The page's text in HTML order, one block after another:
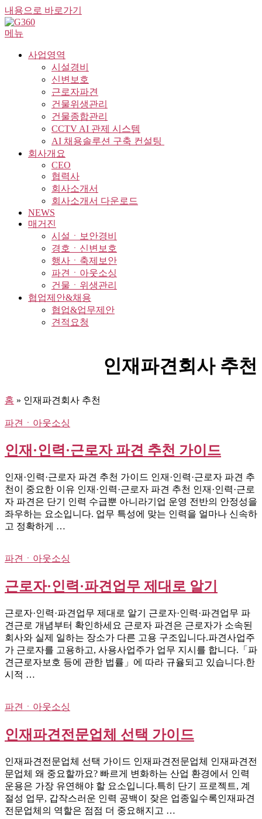
내용으로 바로가기
메뉴
사업영역
시설경비
신변보호
근로자파견
건물위생관리
건물종합관리
CCTV AI 관제 시스템
AI 채용솔루션 구축 컨설팅 ​
회사개요
CEO
협력사
회사소개서
회사소개서 다운로드
NEWS
매거진
시설ㆍ보안경비
경호ㆍ신변보호
행사ㆍ축제보안
파견ㆍ아웃소싱
건물ㆍ위생관리
협업제안&채용
협업&업무제안
견적요청
인재파견회사 추천
홈 » 인재파견회사 추천
파견ㆍ아웃소싱
인재·인력·근로자 파견 추천 가이드
인재·인력·근로자 파견 추천 가이드 인재·인력·근로자 파견 추
천이 중요한 이유 인재·인력·근로자 파견 추천 인재·인력·근로
자 파견은 단기 인력 수급뿐 아니라기업 운영 전반의 안정성을
좌우하는 요소입니다. 업무 특성에 맞는 인력을 얼마나 신속하
고 정확하게 …
파견ㆍ아웃소싱
근로자·인력·파견업무 제대로 알기
근로자·인력·파견업무 제대로 알기 근로자·인력·파견업무 파
견근로 개념부터 확인하세요 근로자 파견은 근로자가 소속된
회사와 실제 일하는 장소가 다른 고용 구조입니다.파견사업주
가 근로자를 고용하고, 사용사업주가 업무 지시를 합니다.「파
견근로자보호 등에 관한 법률」에 따라 규율되고 있습니다.한
시적 …
파견ㆍ아웃소싱
인재파견전문업체 선택 가이드
인재파견전문업체 선택 가이드 인재파견전문업체 인재파견전
문업체 왜 중요할까요? 빠르게 변화하는 산업 환경에서 인력
운용은 가장 유연해야 할 요소입니다.특히 단기 프로젝트, 계
절성 업무, 갑작스러운 인력 공백이 잦은 업종일수록인재파견
전문업체의 역할은 점점 더 중요해지고 …